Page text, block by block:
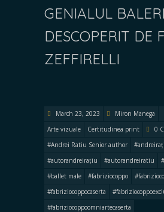
GENIALUL
DESCOPERIT DE
ZEFFIRELLI
March 23, 2023 Miron Manega
Arte vizuale
Certitudinea print
0
#Andrei Ratiu Senior author
#autorandreirațiu
#autorandreiratiu
#ballet male
#fabriziocoppo
#fabriziocoppocaserta
#fabriziocoppoomniartecaserta